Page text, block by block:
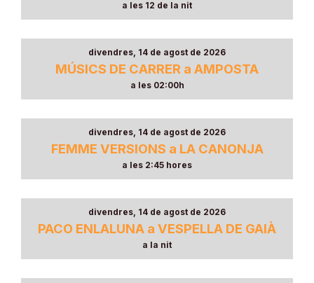
a les 12 de la nit
divendres, 14 de agost de 2026
MÚSICS DE CARRER a AMPOSTA
a les 02:00h
divendres, 14 de agost de 2026
FEMME VERSIONS a LA CANONJA
a les 2:45 hores
divendres, 14 de agost de 2026
PACO ENLALUNA a VESPELLA DE GAIÀ
a la nit